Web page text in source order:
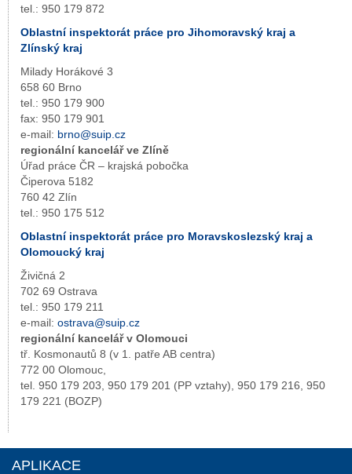
tel.: 950 179 872
Oblastní inspektorát práce pro Jihomoravský kraj a
Zlínský kraj
Milady Horákové 3
658 60 Brno
tel.: 950 179 900
fax: 950 179 901
e-mail: brno@suip.cz
regionální kancelář ve Zlíně
Úřad práce ČR – krajská pobočka
Čiperova 5182
760 42 Zlín
tel.: 950 175 512
Oblastní inspektorát práce pro Moravskoslezský kraj a
Olomoucký kraj
Živičná 2
702 69 Ostrava
tel.: 950 179 211
e-mail: ostrava@suip.cz
regionální kancelář v Olomouci
tř. Kosmonautů 8 (v 1. patře AB centra)
772 00 Olomouc,
tel. 950 179 203, 950 179 201 (PP vztahy), 950 179 216, 950
179 221 (BOZP)
APLIKACE